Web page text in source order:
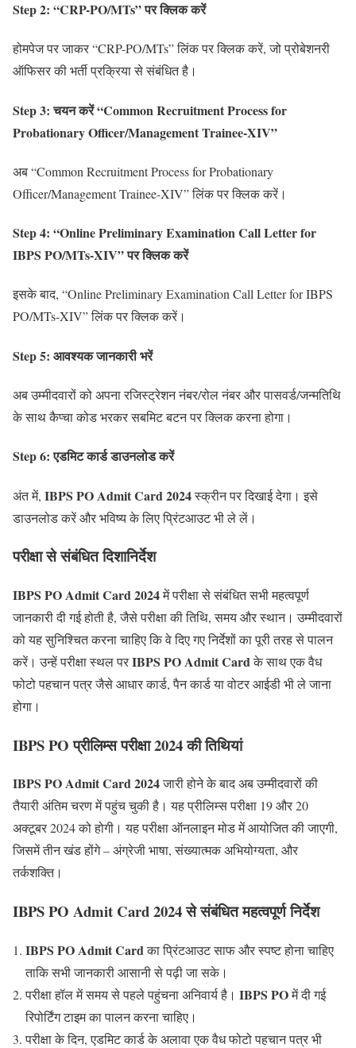
Step 2: “CRP-PO/MTs” पर क्लिक करें
होमपेज पर जाकर “CRP-PO/MTs” लिंक पर क्लिक करें, जो प्रोबेशनरी
ऑफिसर की भर्ती प्रक्रिया से संबंधित है।
Step 3: चयन करें “Common Recruitment Process for
Probationary Officer/Management Trainee-XIV”
अब “Common Recruitment Process for Probationary
Officer/Management Trainee-XIV” लिंक पर क्लिक करें।
Step 4: “Online Preliminary Examination Call Letter for
IBPS PO/MTs-XIV” पर क्लिक करें
इसके बाद, “Online Preliminary Examination Call Letter for IBPS
PO/MTs-XIV” लिंक पर क्लिक करें।
Step 5: आवश्यक जानकारी भरें
अब उम्मीदवारों को अपना रजिस्ट्रेशन नंबर/रोल नंबर और पासवर्ड/जन्मतिथि
के साथ कैप्चा कोड भरकर सबमिट बटन पर क्लिक करना होगा।
Step 6: एडमिट कार्ड डाउनलोड करें
अंत में, IBPS PO Admit Card 2024स्क्रीन पर दिखाई देगा। इसे
डाउनलोड करें और भविष्य के लिए प्रिंटआउट भी ले लें।
परीक्षा से संबंधित दिशानिर्देश
IBPS PO Admit Card 2024में परीक्षा से संबंधित सभी महत्वपूर्ण
जानकारी दी गई होती है, जैसे परीक्षा की तिथि, समय और स्थान। उम्मीदवारों
को यह सुनिश्चित करना चाहिए कि वे दिए गए निर्देशों का पूरी तरह से पालन
करें। उन्हें परीक्षा स्थल परIBPS PO Admit Cardके साथ एक वैध
फोटो पहचान पत्र जैसे आधार कार्ड, पैन कार्ड या वोटर आईडी भी ले जाना
होगा।
IBPS PO प्रीलिम्स परीक्षा 2024 की तिथियां
IBPS PO Admit Card 2024जारी होने के बाद अब उम्मीदवारों की
तैयारी अंतिम चरण में पहुंच चुकी है। यह प्रीलिम्स परीक्षा 19 और 20
अक्टूबर 2024 को होगी। यह परीक्षा ऑनलाइन मोड में आयोजित की जाएगी,
जिसमें तीन खंड होंगे – अंग्रेजी भाषा, संख्यात्मक अभियोग्यता, और
तर्कशक्ति।
IBPS PO Admit Card 2024 से संबंधित महत्वपूर्ण निर्देश
IBPS PO Admit Cardका प्रिंटआउट साफ और स्पष्ट होना चाहिए
ताकि सभी जानकारी आसानी से पढ़ी जा सके।
परीक्षा हॉल में समय से पहले पहुंचना अनिवार्य है। IBPS POमें दी गई
रिपोर्टिंग टाइम का पालन करना चाहिए।
परीक्षा के दिन, एडमिट कार्ड के अलावा एक वैध फोटो पहचान पत्र भी